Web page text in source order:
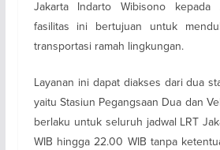
Jakarta Indarto Wibisono kepada
fasilitas ini bertujuan untuk
transportasi ramah lingkungan.
Layanan ini dapat diakses dari dua
yaitu Stasiun Pegangsaan Dua dan
berlaku untuk seluruh jadwal LRT
WIB hingga 22.00 WIB tanpa